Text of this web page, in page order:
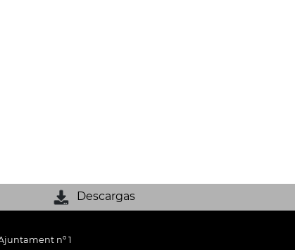
Descargas
nº 1